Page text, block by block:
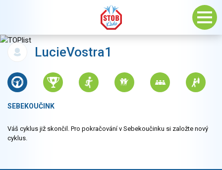
LucieVostra1
SEBEKOUČINK
Váš cyklus již skončil. Pro pokračování v Sebekoučinku si založte nový
cyklus.